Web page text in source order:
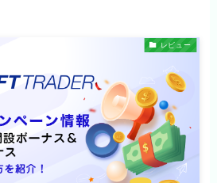
レビュー